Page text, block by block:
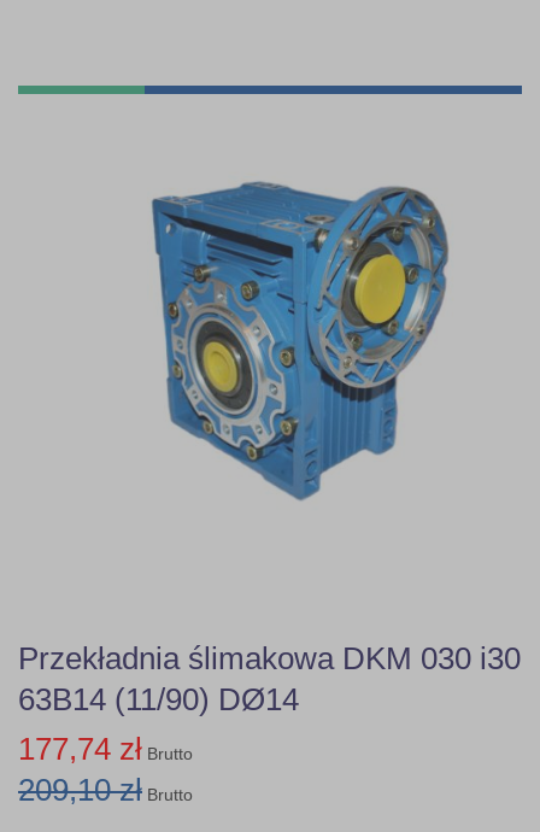
Przekładnia ślimakowa DKM 030 i30
63B14 (11/90) DØ14
177,74 zł Brutto
209,10 zł Brutto